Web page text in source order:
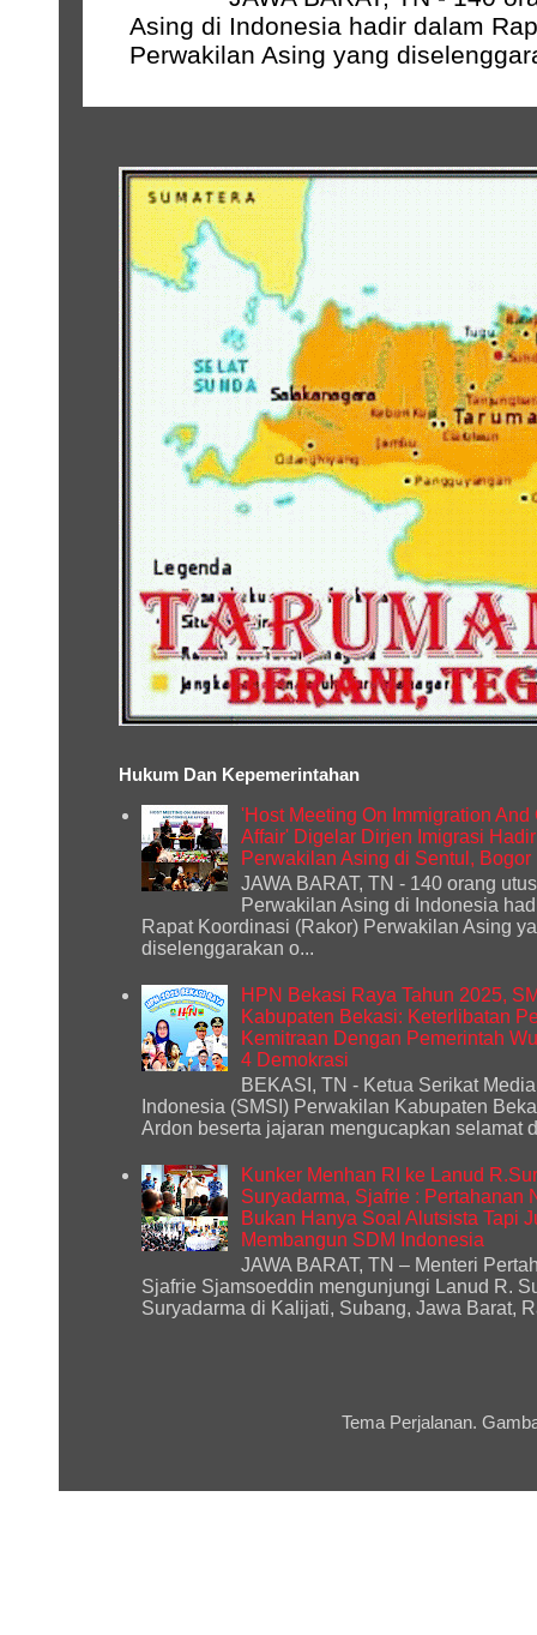
Asing di Indonesia hadir dalam
Perwakilan Asing yang
Hukum Dan Kepemerintahan
'Host Meeting On Immigration And
Affair' Digelar Dirjen Imigrasi
Perwakilan Asing di Sentul, Bogor
JAWA BARAT, TN - 140 orang
Perwakilan Asing di Indonesia
Rapat Koordinasi (Rakor) Perwakilan Asing
diselenggarakan o...
HPN Bekasi Raya Tahun 2025,
Kabupaten Bekasi: Keterlibatan
Kemitraan Dengan Pemerintah
4 Demokrasi
BEKASI, TN - Ketua Serikat
Indonesia (SMSI) Perwakilan Kabupaten
Ardon beserta jajaran mengucapkan selamat
Kunker Menhan RI ke Lanud
Suryadarma, Sjafrie : Pertahanan
Bukan Hanya Soal Alutsista Tapi
Membangun SDM Indonesia
JAWA BARAT, TN – Menteri
Sjafrie Sjamsoeddin mengunjungi Lanud R.
Suryadarma di Kalijati, Subang, Jawa Barat,
Tema Perjalanan.